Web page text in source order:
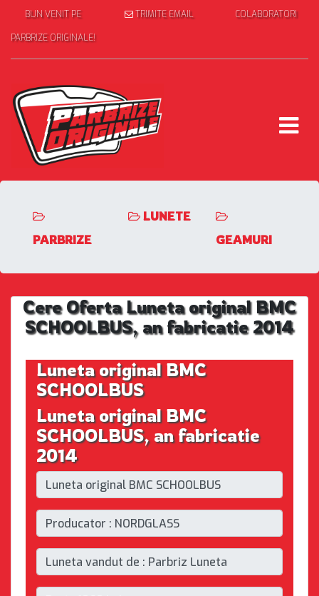
BUN VENIT PE
PARBRIZE ORIGINALE!
TRIMITE EMAIL COLABORATORI
PARBRIZE
LUNETE
GEAMURI
Cere Oferta Luneta original BMC
SCHOOLBUS, an fabricatie 2014
Luneta original BMC
SCHOOLBUS
Luneta original BMC
SCHOOLBUS, an fabricatie
2014